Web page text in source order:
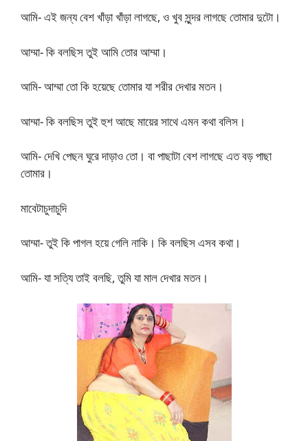
আমি- এই জন্য বেশ খাঁড়া খাঁড়া লাগছে, ও খুব সুন্দর লাগছে তোমার দুটো।
আম্মা- কি বলছিস তুই আমি তোর আম্মা।
আমি- আম্মা তো কি হয়েছে তোমার যা শরীর দেখার মতন।
আম্মা- কি বলছিস তুই হুশ আছে মায়ের সাথে এমন কথা বলিস।
আমি- দেখি পেছন ঘুরে দাড়াও তো। বা পাছাটা বেশ লাগছে এত বড় পাছা
তোমার।
মাবেটাচুদাচুদি
আম্মা- তুই কি পাগল হয়ে গেলি নাকি। কি বলছিস এসব কথা।
আমি- যা সত্যি তাই বলছি, তুমি যা মাল দেখার মতন।